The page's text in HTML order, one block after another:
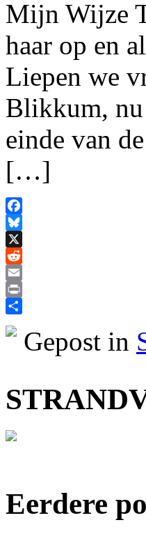
Mijn Wijze
haar op en
Liepen we
Blikkum, nu
einde van
[…]
Facebook
Bluesky
X
Reddit
Email
Print
Gepost in
Eerdere